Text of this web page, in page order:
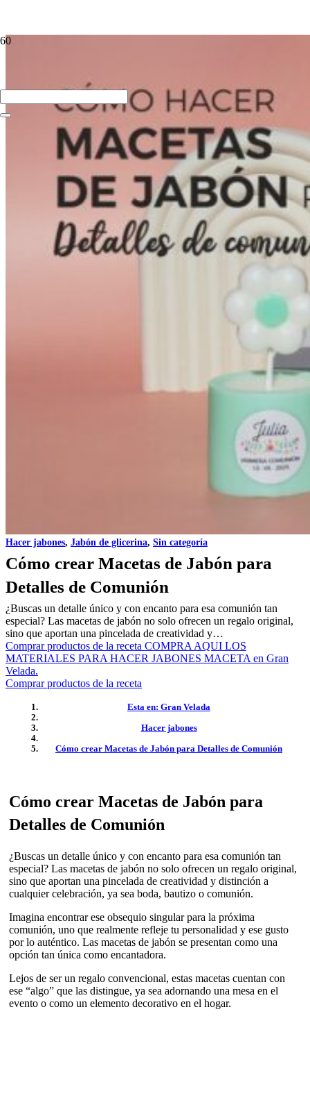
Hacer jabones, Jabón de glicerina, Sin categoría
Cómo crear Macetas de Jabón para
Detalles de Comunión
¿Buscas un detalle único y con encanto para esa comunión tan
especial? Las macetas de jabón no solo ofrecen un regalo original,
sino que aportan una pincelada de creatividad y…
Comprar productos de la receta COMPRA AQUI LOS
MATERIALES PARA HACER JABONES MACETA en Gran
Velada.
Comprar productos de la receta
Esta en: Gran Velada
Hacer jabones
Cómo crear Macetas de Jabón para Detalles de Comunión
Cómo crear Macetas de Jabón para
Detalles de Comunión
¿Buscas un detalle único y con encanto para esa comunión tan
especial? Las macetas de jabón no solo ofrecen un regalo original,
sino que aportan una pincelada de creatividad y distinción a
cualquier celebración, ya sea boda, bautizo o comunión.
Imagina encontrar ese obsequio singular para la próxima
comunión, uno que realmente refleje tu personalidad y ese gusto
por lo auténtico. Las macetas de jabón se presentan como una
opción tan única como encantadora.
Lejos de ser un regalo convencional, estas macetas cuentan con
ese “algo” que las distingue, ya sea adornando una mesa en el
evento o como un elemento decorativo en el hogar.